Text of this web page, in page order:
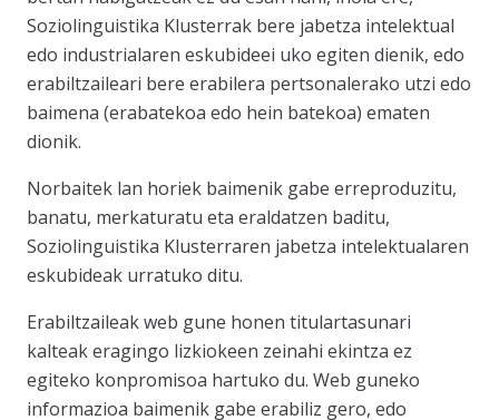
Soziolinguistika Klusterrak bere jabetza intelektual
edo industrialaren eskubideei uko egiten dienik, edo
erabiltzaileari bere erabilera pertsonalerako utzi edo
baimena (erabatekoa edo hein batekoa) ematen
dionik.
Norbaitek lan horiek baimenik gabe erreproduzitu,
banatu, merkaturatu eta eraldatzen baditu,
Soziolinguistika Klusterraren jabetza intelektualaren
eskubideak urratuko ditu.
Erabiltzaileak web gune honen titulartasunari
kalteak eragingo lizkiokeen zeinahi ekintza ez
egiteko konpromisoa hartuko du. Web guneko
informazioa baimenik gabe erabiliz gero, edo